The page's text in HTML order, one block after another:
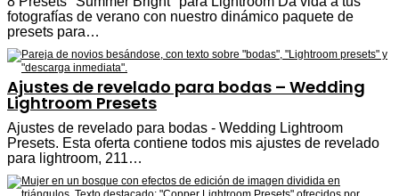
fotografías de verano con nuestro dinámico paquete de
presets para…
Ajustes de revelado para bodas – Wedding
Lightroom Presets
Ajustes de revelado para bodas - Wedding Lightroom
Presets. Esta oferta contiene todos mis ajustes de revelado
para lightroom, 211…